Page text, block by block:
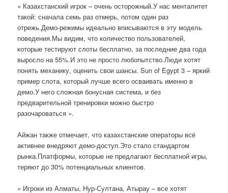
« Казахстанский игрок – очень осторожный.У нас менталитет
такой: сначала семь раз отмерь, потом один раз
отрежь.Демо-режимы идеально вписываются в эту модель
поведения.Мы видим, что количество пользователей,
которые тестируют слоты бесплатно, за последние два года
выросло на 55%.И это не просто любопытство.Люди хотят
понять механику, оценить свои шансы. Sun of Egypt 3 – яркий
пример слота, который лучше всего осваивать именно в
демо.У него сложная бонусная система, и без
предварительной тренировки можно быстро
разочароваться ».
Айжан также отмечает, что казахстанские операторы всё
активнее внедряют демо-доступ.Это стало стандартом
рынка.Платформы, которые не предлагают бесплатной игры,
теряют до 30% потенциальных клиентов.
« Игроки из Алматы, Нур-Султана, Атырау – все хотят